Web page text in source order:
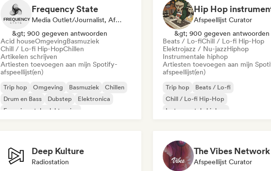
Frequency State
Media Outlet/Journalist, Afspeellijst Curator
&gt; 900 gegeven antwoorden
Acid houseOmgevingBasmuziek
Chill / Lo-fi Hip-HopChillen
Artikelen schrijven
Artiesten toevoegen aan mijn Spotify-
afspeellijst(en)
Trip hop Omgeving Basmuziek
Chillen
Drum en Bass
Dubstep
Elektronica
Experimentele elektronica
Afspeellijst Curator
&gt; 900 gegeven antwoorden
Beats / Lo-fiChill / Lo-fi Hip-Hop
Elektrojazz / Nu-jazzHiphop
Instrumentale hiphop
Artiesten toevoegen aan mijn
afspeellijst(en)
Trip hop
Beats / Lo-fi
Chill / Lo-fi Hip-Hop
Instrumentale hiphop
Deep Kulture
Radiostation
The Vibes Network
Afspeellijst Curator